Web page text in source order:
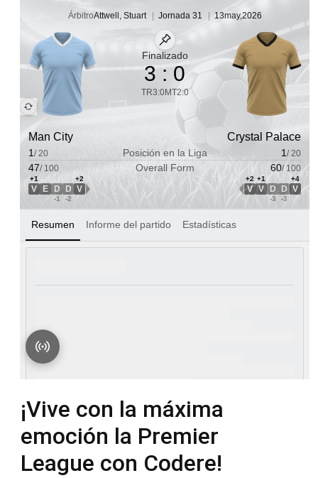
¡Vive con la máxima
emoción la Premier
League con Codere!